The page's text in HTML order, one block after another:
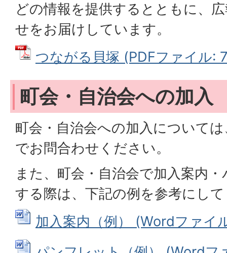
どの情報を提供するとともに、
せをお届けしています。
つながる貝塚 (PDFファイル:
町会・自治会への加入
町会・自治会への加入について
でお問合わせください。
また、町会・自治会で加入案内
する際は、下記の例を参考にし
加入案内（例） (Wordファイ